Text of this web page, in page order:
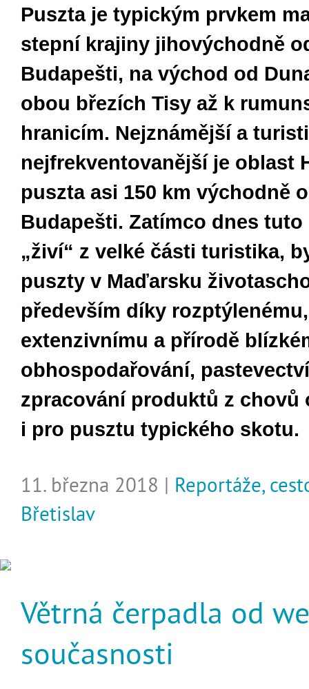
Puszta je typickým prvkem
stepní krajiny jihovýchodně
Budapešti, na východ od
obou březích Tisy až k
hranicím. Nejznámější a
nejfrekventovanější je oblast
puszta asi 150 km východně
Budapešti. Zatímco dnes tuto
„živí“ z velké části turistika,
puszty v Maďarsku
především díky rozptýlenému,
extenzivnímu a přírodě
obhospodařování,
zpracování produktů z chovů
i pro pusztu typického skotu.
11. března 2018 | Reportáže,
Břetislav
Větrná čerpadla od
současnosti